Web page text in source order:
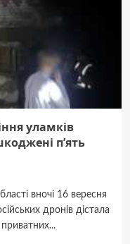
уламків
п’ять
вночі 16 вересня
дронів дістала